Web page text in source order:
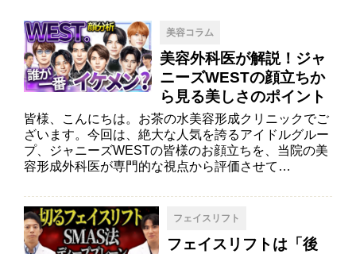
美容コラム
美容外科医が解説！ジャ
ニーズWESTの顔立ちか
ら見る美しさのポイント
皆様、こんにちは。お茶の水美容形成クリニックでご
ざいます。今回は、絶大な人気を誇るアイドルグルー
プ、ジャニーズWESTの皆様のお顔立ちを、当院の美
容形成外科医が専門的な視点から評価させて…
フェイスリフト
フェイスリフトは「後